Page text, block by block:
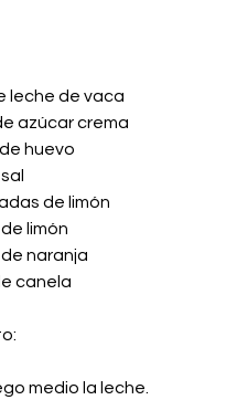
leche de vaca
azúcar crema
huevo
de limón
limón
naranja
canela
medio la leche.